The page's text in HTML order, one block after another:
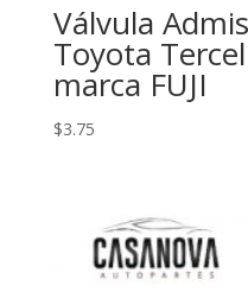
Válvula
Toyota
marca FUJI
$3.75